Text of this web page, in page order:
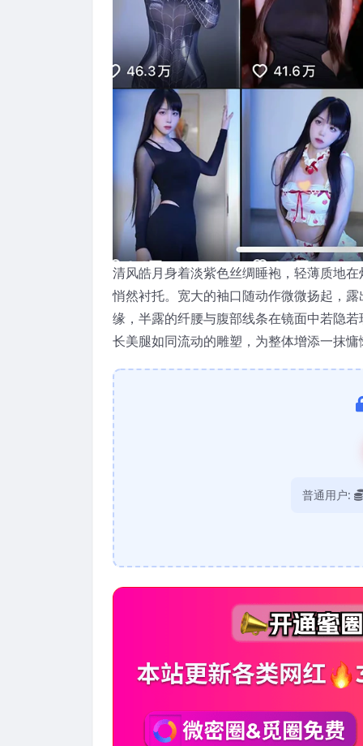
清风皓月身着淡紫色丝绸睡袍，轻薄质地
悄然衬托。宽大的袖口随动作微微扬起，
缘，半露的纤腰与腹部线条在镜面中若隐
长美腿如同流动的雕塑，为整体增添一抹
普通用户: